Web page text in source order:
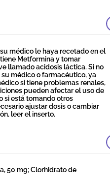
médico le haya recetado en el
Metformina y tomar
llamado acidosis láctica. Si no
médico o farmacéutico, ya
si tiene problemas renales,
pueden afectar el uso de
si está tomando otros
ajustar dosis o cambiar
leer el inserto.
50 mg; Clorhidrato de